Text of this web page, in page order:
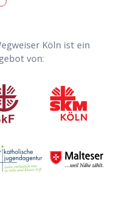
Köln ist ein
von:
katholischer
Sozialdienst
Jugendagentur Köln
Malteser